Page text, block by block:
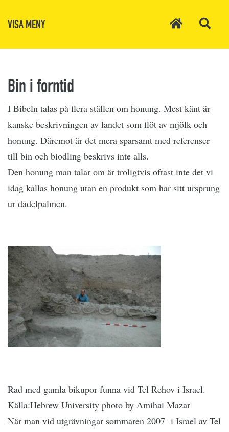
VISA MENY
Bin i forntid
I Bibeln talas på flera ställen om honung. Mest känt är
kanske beskrivningen av landet som flöt av mjölk och
honung. Däremot är det mera sparsamt med referenser
till bin och biodling beskrivs inte alls.
Den honung man talar om är troligtvis oftast inte det vi
idag kallas honung utan en produkt som har sitt ursprung
ur dadelpalmen.
Rad med gamla bikupor funna vid Tel Rehov i Israel.
Källa:Hebrew University photo by Amihai Mazar
När man vid utgrävningar sommaren 2007 i Israel av Tel